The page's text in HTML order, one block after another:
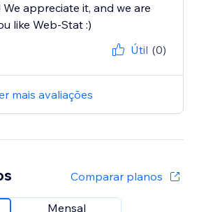
We appreciate it, and we are
like Web-Stat :)
Útil (0)
mais avaliações
Comparar planos
Mensal